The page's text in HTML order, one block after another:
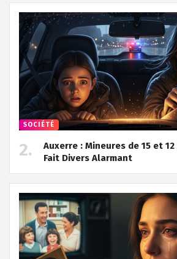
SOCIÉTÉ
Auxerre : Mineures de 15 et
Fait Divers Alarmant